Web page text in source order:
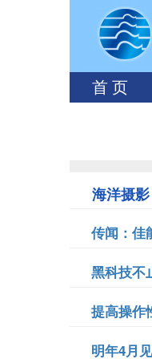
首 页
海洋摄影
传闻：佳
黑科技不
提高操作
明年4月